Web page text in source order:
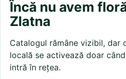
Încă nu avem
Zlatna
Catalogul rămâne vizibil, dar
locală se activează doar
intră în rețea.